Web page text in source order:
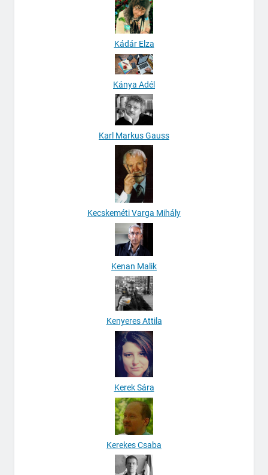
Kádár Elza
Kánya Adél
Karl Markus Gauss
Kecskeméti Varga Mihály
Kenan Malik
Kenyeres Attila
Kerek Sára
Kerekes Csaba